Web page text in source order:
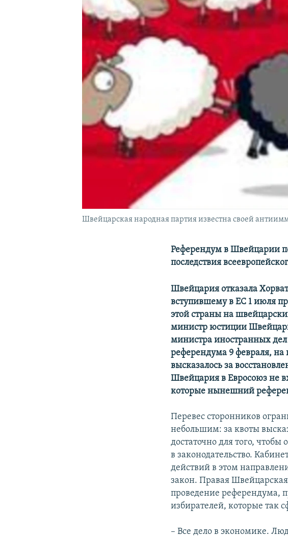
Швейцарская народная партия известна своей
Референдум в Швейцарии
последствия
Швейцария отказала
вступившему в ЕС 1 июля
этой страны на
министр юстиции
министра иностранных
референдума 9 февраля,
высказалось за
Швейцария в Евросоюз не
которые нынешний
Перевес сторонников
небольшим: за квоты
достаточно для того,
в законодательство.
действий в этом
закон. Правая
проведение референдума,
избирателей, которые так
– Все дело в экономике.